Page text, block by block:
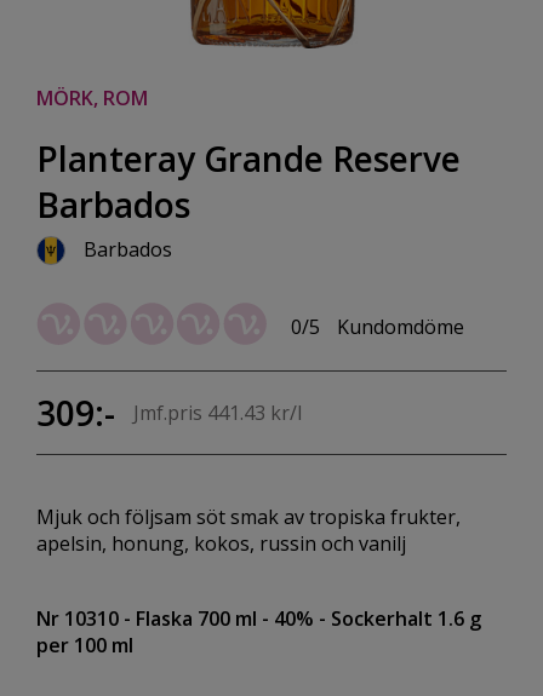
MÖRK, ROM
Planteray Grande Reserve
Barbados
Barbados
0/5 Kundomdöme
309:- Jmf.pris 441.43 kr/l
Mjuk och följsam söt smak av tropiska frukter,
apelsin, honung, kokos, russin och vanilj
Nr 10310 - Flaska 700 ml - 40% - Sockerhalt 1.6 g
per 100 ml